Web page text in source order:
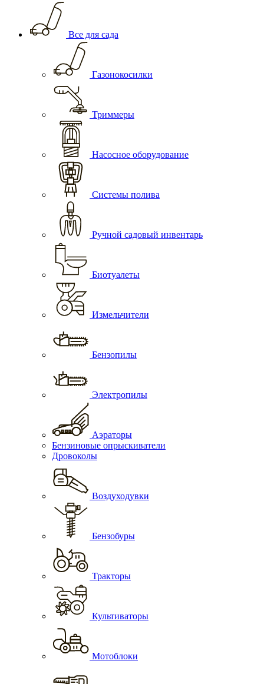
Все для сада
Газонокосилки
Триммеры
Насосное оборудование
Системы полива
Ручной садовый инвентарь
Биотуалеты
Измельчители
Бензопилы
Электропилы
Аэраторы
Бензиновые опрыскиватели
Дровоколы
Воздуходувки
Бензобуры
Тракторы
Культиваторы
Мотоблоки